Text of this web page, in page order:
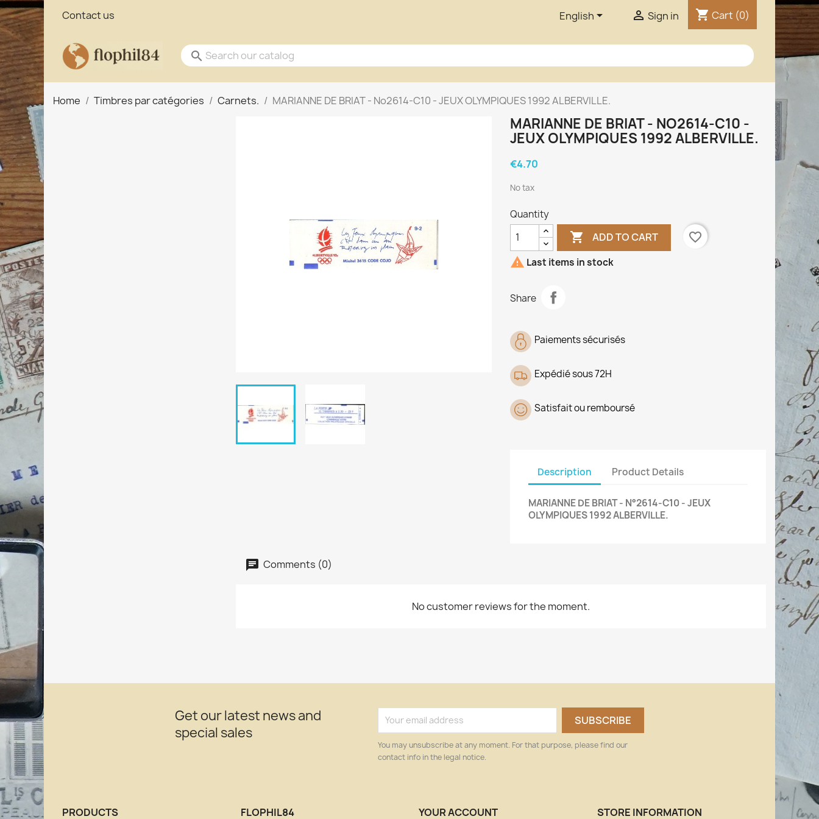
Contact us English  Sign in shopping_cart Cart (0)
search
Home Timbres par catégories Carnets. MARIANNE DE BRIAT - No2614-C10 - JEUX OLYMPIQUES 1992 ALBERVILLE.
MARIANNE DE BRIAT - NO2614-C10 -
JEUX OLYMPIQUES 1992 ALBERVILLE.
€4.70
No tax
Quantity
 ADD TO CART
favorite_border
 Last items in stock
Share
Paiements sécurisés
Expédié sous 72H
Satisfait ou remboursé
Description Product Details
MARIANNE DE BRIAT - N°2614-C10 - JEUX
OLYMPIQUES 1992 ALBERVILLE.
Comments (0)
No customer reviews for the moment.
Get our latest news and
special sales
You may unsubscribe at any moment. For that purpose, please find our
contact info in the legal notice.
PRODUCTS FLOPHIL84 YOUR ACCOUNT STORE INFORMATION